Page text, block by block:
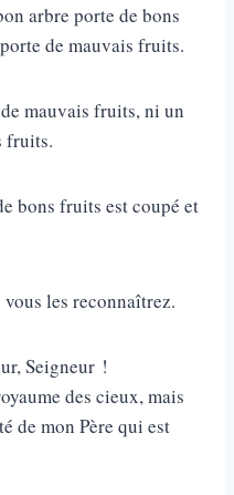
arbre porte de bons
de mauvais fruits.
mauvais fruits, ni un
fruits.
bons fruits est coupé et
les reconnaîtrez.
Seigneur !
des cieux, mais
de mon Père qui est